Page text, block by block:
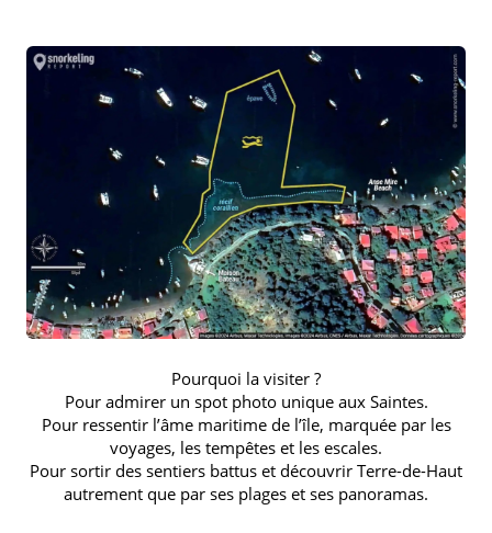
Pourquoi la visiter ?
Pour admirer un spot photo unique aux Saintes.
Pour ressentir l’âme maritime de l’île, marquée par les
voyages, les tempêtes et les escales.
Pour sortir des sentiers battus et découvrir Terre-de-Haut
autrement que par ses plages et ses panoramas.